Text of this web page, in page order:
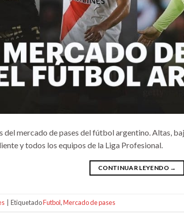
del mercado de pases del fútbol argentino. Altas,
y todos los equipos de la Liga Profesional.
CONTINUAR LEYENDO →
EtiquetadoFutbol,Mercado de pases